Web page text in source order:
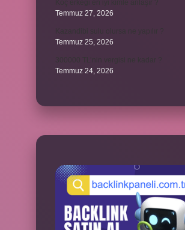
Temmuz 27, 2026
Temmuz 25, 2026
Temmuz 24, 2026